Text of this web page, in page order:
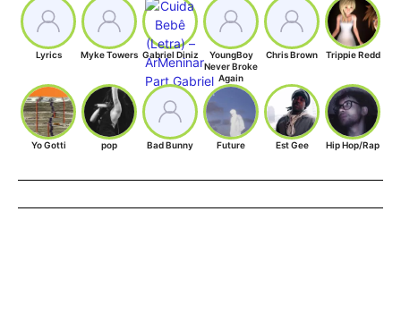
Lyrics Myke Towers Gabriel Diniz
YoungBoy
Never Broke
Again
Chris Brown Trippie Redd
Yo Gotti pop Bad Bunny Future Est Gee Hip Hop/Rap